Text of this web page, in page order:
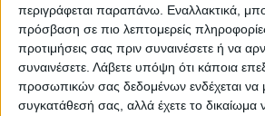
περιγράφεται παραπάνω. Εναλλακτικά,
πρόσβαση σε πιο λεπτομερείς πληροφορίες
προτιμήσεις σας πριν συναινέσετε ή να
συναινέσετε. Λάβετε υπόψη ότι κάποια
προσωπικών σας δεδομένων ενδέχεται να
συγκατάθεσή σας, αλλά έχετε το δικαίωμα